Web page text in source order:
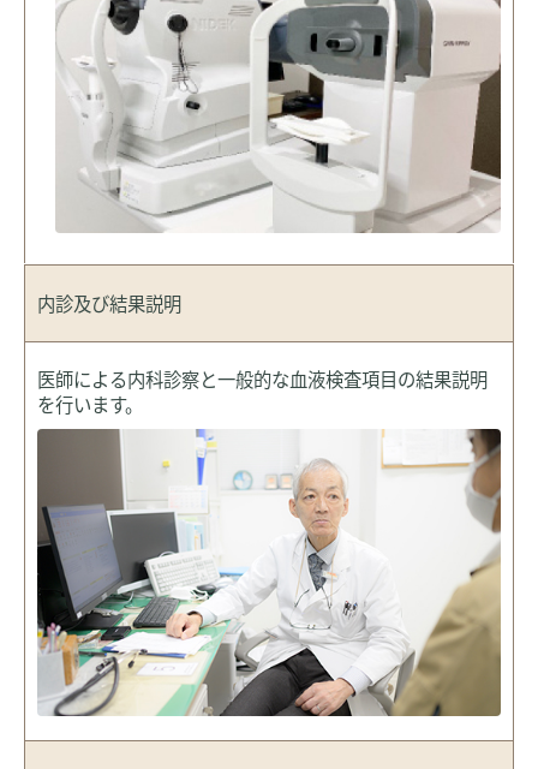
内診及び結果説明
医師による内科診察と一般的な血液検査項目の結果説明
を行います。